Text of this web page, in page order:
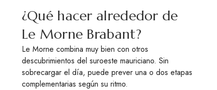
¿Qué hacer alrededor de
Le Morne Brabant?
Le Morne combina muy bien con otros
descubrimientos del suroeste mauriciano. Sin
sobrecargar el día, puede prever una o dos etapas
complementarias según su ritmo.